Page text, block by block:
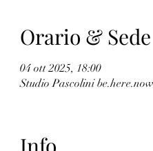
Orario & Sede
04 ott 2025, 18:00
Studio Pascolini
Info